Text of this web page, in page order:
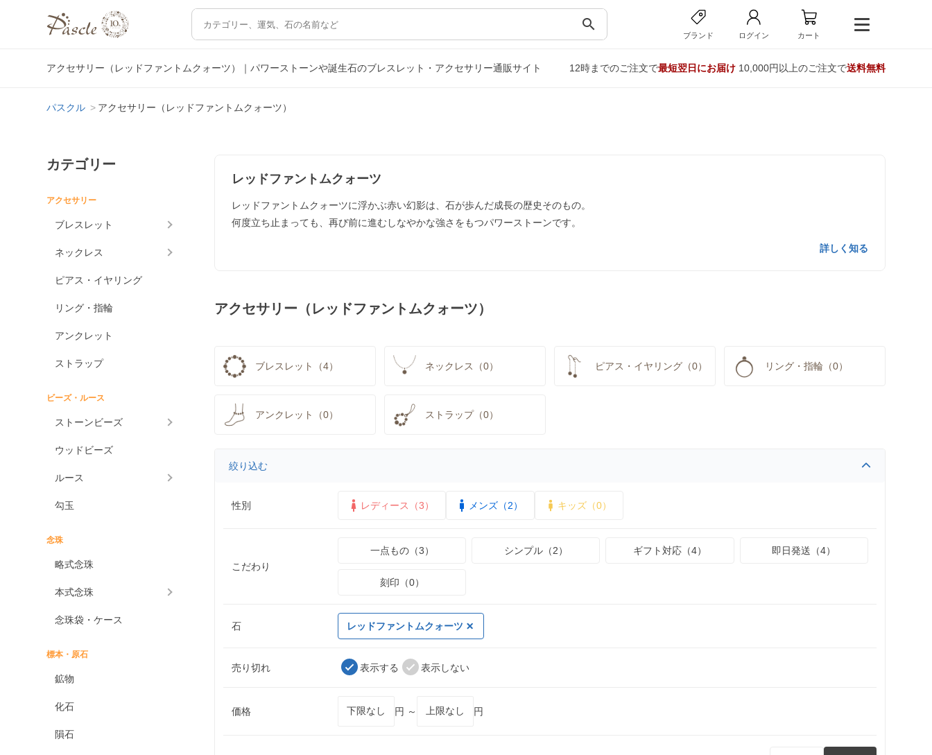
search
ブランド ログイン カート
アクセサリー（レッドファントムクォーツ）｜パワーストーンや誕生石のブレスレット・アクセサリー通販サイト 12時までのご注文で最短翌日にお届け10,000円以上のご注文で送料無料
パスクル アクセサリー（レッドファントムクォーツ）
カテゴリー
アクセサリー
ブレスレット
ネックレス
ピアス・イヤリング
リング・指輪
アンクレット
ストラップ
ビーズ・ルース
ストーンビーズ
ウッドビーズ
ルース
勾玉
念珠
略式念珠
本式念珠
念珠袋・ケース
標本・原石
鉱物
化石
隕石
レッドファントムクォーツ
レッドファントムクォーツに浮かぶ赤い幻影は、石が歩んだ成長の歴史そのもの。
何度立ち止まっても、再び前に進むしなやかな強さをもつパワーストーンです。
詳しく知る
アクセサリー（レッドファントムクォーツ）
ブレスレット（4） ネックレス（0） ピアス・イヤリング（0） リング・指輪（0）
アンクレット（0） ストラップ（0）
絞り込む
性別 レディース（3） メンズ（2） キッズ（0）
こだわり
一点もの（3） シンプル（2） ギフト対応（4） 即日発送（4）
刻印（0）
石 レッドファントムクォーツ
売り切れ 表示する 表示しない
価格 円 ～ 円